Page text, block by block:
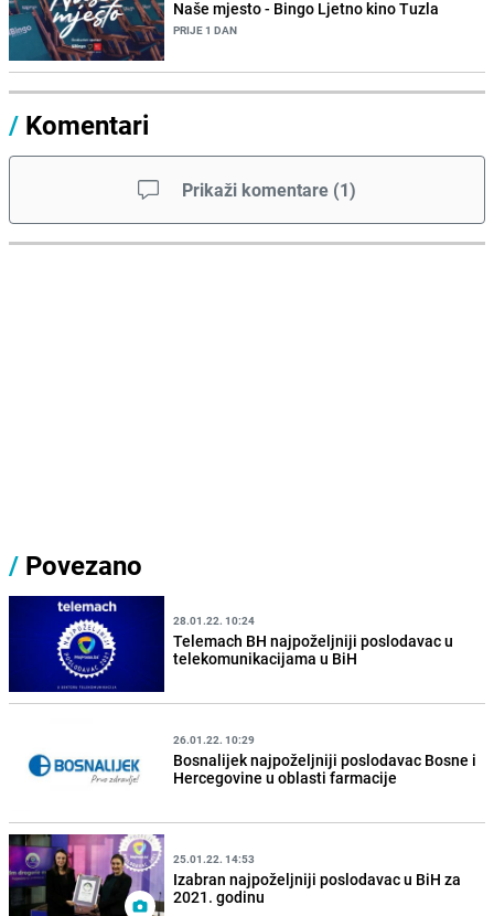
Naše mjesto - Bingo Ljetno kino Tuzla
PRIJE 1 DAN
/ Komentari
Prikaži komentare (1)
/ Povezano
28.01.22. 10:24
Telemach BH najpoželjniji poslodavac u
telekomunikacijama u BiH
26.01.22. 10:29
Bosnalijek najpoželjniji poslodavac Bosne i
Hercegovine u oblasti farmacije
25.01.22. 14:53
Izabran najpoželjniji poslodavac u BiH za
2021. godinu